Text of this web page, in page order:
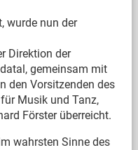
wurde nun der
Direktion der
gemeinsam mit
den Vorsitzenden des
Musik und Tanz,
Förster überreicht.
wahrsten Sinne des